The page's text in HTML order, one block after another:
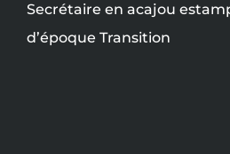
Secrétaire en acajou
d’époque Transition